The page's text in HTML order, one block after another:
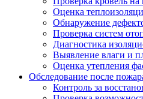
Оценка
Обнаружение
Проверка систем
Диагностика
Выявление влаги и
Оценка утепления
Обследование после
Контроль за